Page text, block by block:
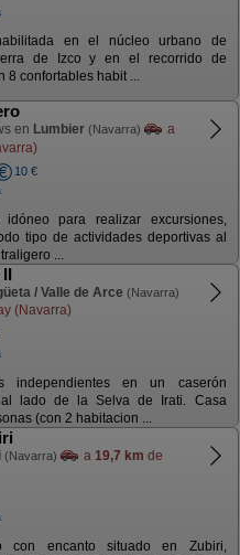
en el núcleo urbano de
de Izco y en el recorrido de
8 confortables habit ...
en Lumbier (Navarra)
a
10 €
idóneo para realizar excursiones,
tipo de actividades deportivas al
...
/ Valle de Arce (Navarra)
(Navarra)
independientes en un caserón
lado de la Selva de Irati. Casa
(con 2 habitacion ...
(Navarra) a 19,7 km de
con encanto situado en Zubiri,